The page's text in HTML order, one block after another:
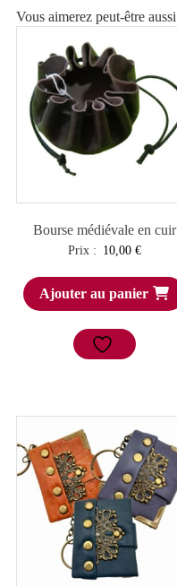
Vous aimerez peut-être
Bourse médiévale en cuir
Prix : 10,00 €
Ajouter au panier